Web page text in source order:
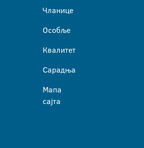
Чланице
Особље
Квалитет
Сарадња
Мапа
сајта